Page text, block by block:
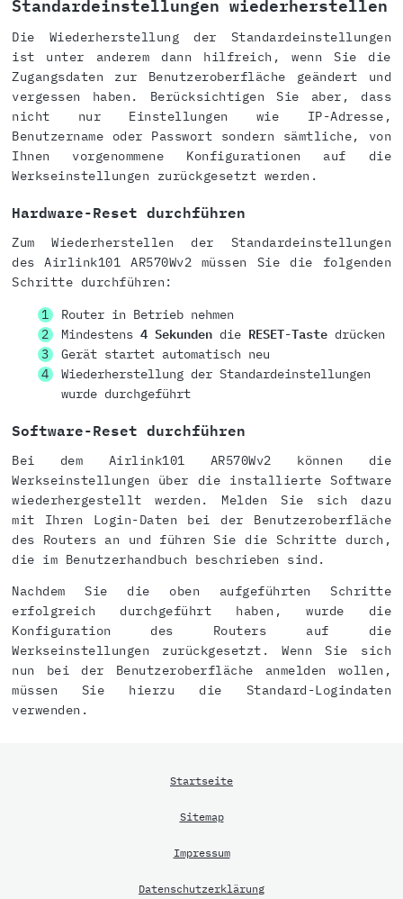
Standardeinstellungen wiederherstellen
Die Wiederherstellung der Standardeinstellungen
ist unter anderem dann hilfreich, wenn Sie die
Zugangsdaten zur Benutzeroberfläche geändert und
vergessen haben. Berücksichtigen Sie aber, dass
nicht nur Einstellungen wie IP-Adresse,
Benutzername oder Passwort sondern sämtliche, von
Ihnen vorgenommene Konfigurationen auf die
Werkseinstellungen zurückgesetzt werden.
Hardware-Reset durchführen
Zum Wiederherstellen der Standardeinstellungen
des Airlink101 AR570Wv2 müssen Sie die folgenden
Schritte durchführen:
Router in Betrieb nehmen
Mindestens 4 Sekundendie RESET-Tastedrücken
Gerät startet automatisch neu
Wiederherstellung der Standardeinstellungen
wurde durchgeführt
Software-Reset durchführen
Bei dem Airlink101 AR570Wv2 können die
Werkseinstellungen über die installierte Software
wiederhergestellt werden. Melden Sie sich dazu
mit Ihren Login-Daten bei der Benutzeroberfläche
des Routers an und führen Sie die Schritte durch,
die im Benutzerhandbuch beschrieben sind.
Nachdem Sie die oben aufgeführten Schritte
erfolgreich durchgeführt haben, wurde die
Konfiguration des Routers auf die
Werkseinstellungen zurückgesetzt. Wenn Sie sich
nun bei der Benutzeroberfläche anmelden wollen,
müssen Sie hierzu die Standard-Logindaten
verwenden.
Startseite
Sitemap
Impressum
Datenschutzerklärung